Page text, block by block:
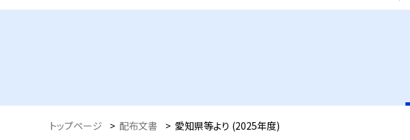
トップページ > 配布文書 > 愛知県等より (2025年度)